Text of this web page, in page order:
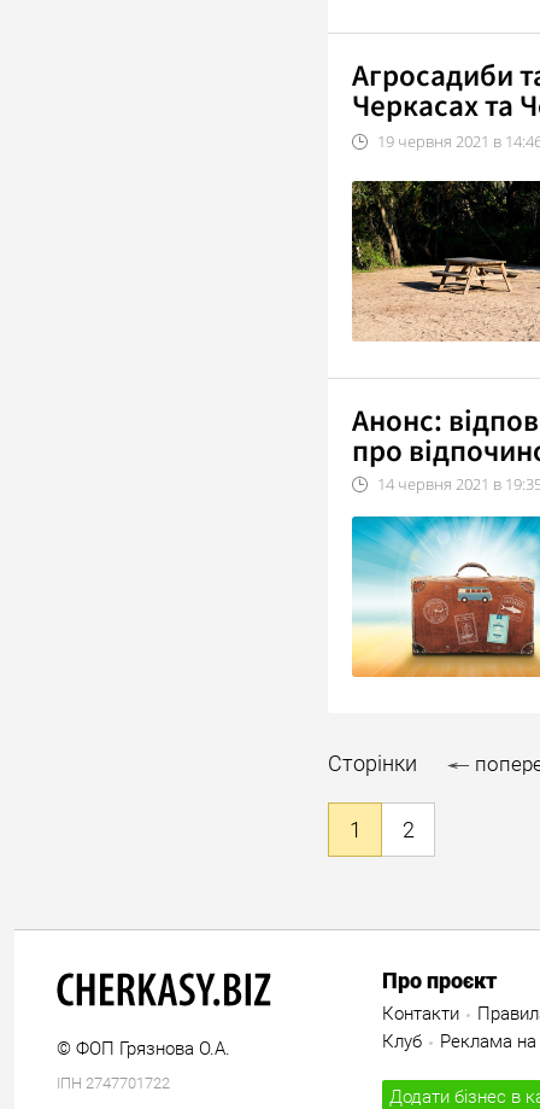
Агросадиби
Черкасах та
19 червня 2021 в
Анонс:
про
14 червня 2021 в
Сторінки
1 2
© ФОП Грязнова О.А.
ІПН 2747701722
Про проєкт
Контакти
Клуб
Реклама на
Додати бізнес в